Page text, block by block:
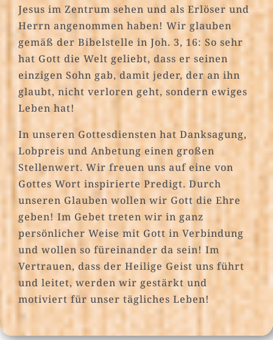
Jesus im Zentrum sehen und als Erlöser und
Herrn angenommen haben! Wir glauben
gemäß der Bibelstelle in Joh. 3, 16: So sehr
hat Gott die Welt geliebt, dass er seinen
einzigen Sohn gab, damit jeder, der an ihn
glaubt, nicht verloren geht, sondern ewiges
Leben hat!
In unseren Gottesdiensten hat Danksagung,
Lobpreis und Anbetung einen großen
Stellenwert. Wir freuen uns auf eine von
Gottes Wort inspirierte Predigt. Durch
unseren Glauben wollen wir Gott die Ehre
geben! Im Gebet treten wir in ganz
persönlicher Weise mit Gott in Verbindung
und wollen so füreinander da sein! Im
Vertrauen, dass der Heilige Geist uns führt
und leitet, werden wir gestärkt und
motiviert für unser tägliches Leben!